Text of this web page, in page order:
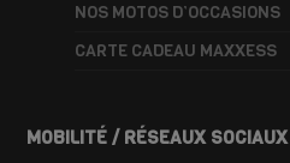
NOS MOTOS D’OCCASIONS
CARTE CADEAU MAXXESS
MOBILITÉ / RÉSEAUX SOCIAUX